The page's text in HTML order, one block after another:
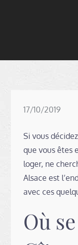
Posted
17/10/2019
Si vous
que vous êtes
loger, ne
Alsace est
avec ces
Où